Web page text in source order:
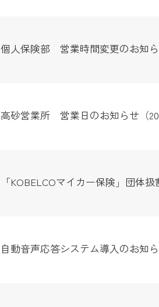
個人保険部 営業時間変更のお知ら
高砂営業所 営業日のお知らせ（
「KOBELCOマイカー保険」団体
自動音声応答システム導入のお知